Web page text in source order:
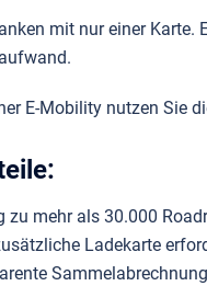
mit nur einer
E-Mobility nutzen Sie
zu mehr als 30.000
Ladekarte
Sammelabrechnung